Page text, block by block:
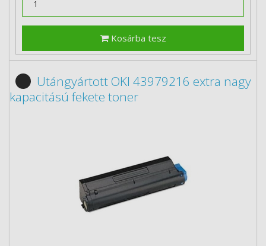
Kosárba tesz
Utángyártott OKI 43979216 extra nagy
kapacitású fekete toner